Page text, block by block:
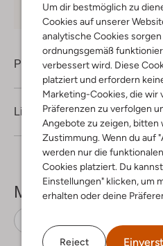
Um dir bestmöglich zu
Cookies auf unserer
analytische Cookies
ordnungsgemäß
verbessert wird. Diese
platziert und erfordern
Marketing-Cookies, die wir
Präferenzen zu verfolgen
Angebote zu zeigen, bitten
Zustimmung. Wenn du auf
werden nur die
Cookies platziert. Du
Einstellungen" klicken, um
erhalten oder deine
Reject
Produktinformation
Lieferung & Rückgabe
Mehr sehen